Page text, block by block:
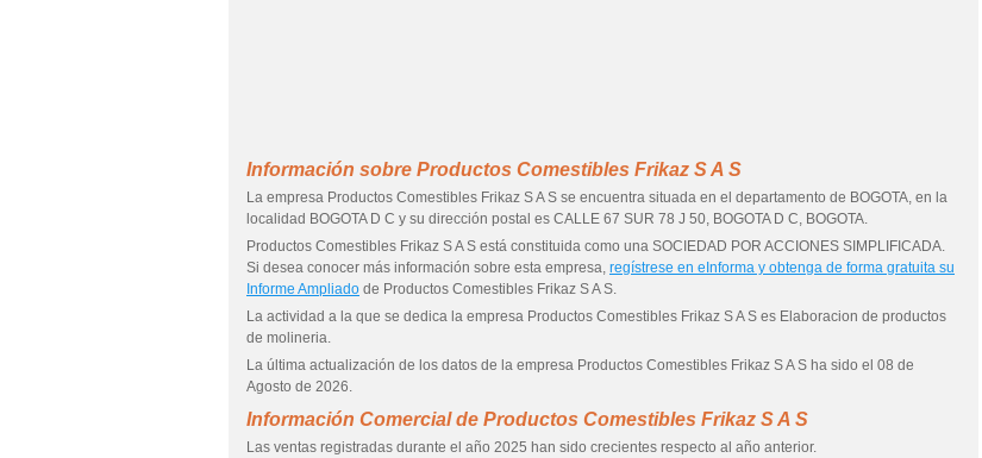
Información sobre Productos Comestibles Frikaz S A S
La empresa Productos Comestibles Frikaz S A S se encuentra situada en el departamento de BOGOTA, en la
localidad BOGOTA D C y su dirección postal es CALLE 67 SUR 78 J 50, BOGOTA D C, BOGOTA.
Productos Comestibles Frikaz S A S está constituida como una SOCIEDAD POR ACCIONES SIMPLIFICADA.
Si desea conocer más información sobre esta empresa, regístrese en eInforma y obtenga de forma gratuita su
Informe Ampliado de Productos Comestibles Frikaz S A S.
La actividad a la que se dedica la empresa Productos Comestibles Frikaz S A S es Elaboracion de productos
de molineria.
La última actualización de los datos de la empresa Productos Comestibles Frikaz S A S ha sido el 08 de
Agosto de 2026.
Información Comercial de Productos Comestibles Frikaz S A S
Las ventas registradas durante el año 2025 han sido crecientes respecto al año anterior.